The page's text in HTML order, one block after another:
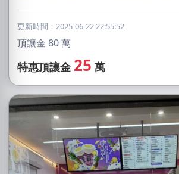
更新時間：2025-06-22 22:55:52
頂讓金 80萬
特惠頂讓金 25 萬